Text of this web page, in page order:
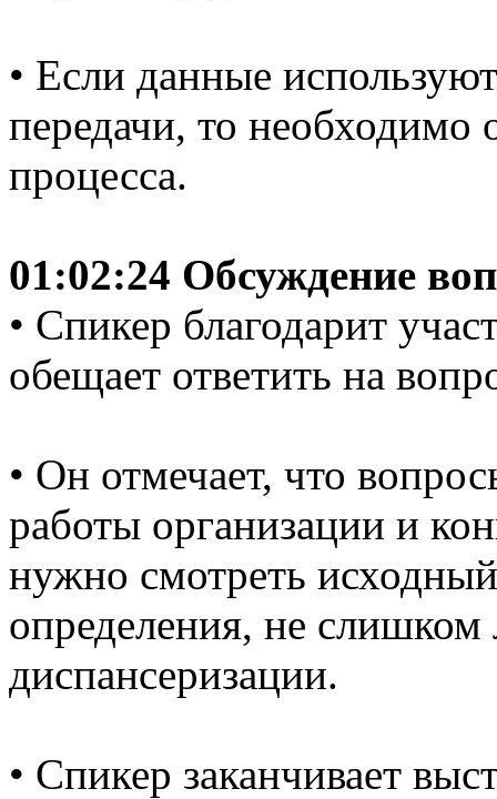
• Если данные
передачи, то необходимо
процесса.
01:02:24 Обсуждение
• Спикер благодарит
обещает ответить на
• Он отмечает, что
работы организации и
нужно смотреть
определения, не
диспансеризации.
• Спикер заканчивает